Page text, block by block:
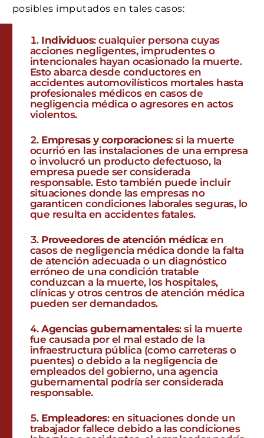
posibles imputados en tales casos:
Individuos: cualquier persona cuyas
acciones negligentes, imprudentes o
intencionales hayan ocasionado la muerte.
Esto abarca desde conductores en
accidentes automovilísticos mortales hasta
profesionales médicos en casos de
negligencia médica o agresores en actos
violentos.
Empresas y corporaciones: si la muerte
ocurrió en las instalaciones de una empresa
o involucró un producto defectuoso, la
empresa puede ser considerada
responsable. Esto también puede incluir
situaciones donde las empresas no
garanticen condiciones laborales seguras, lo
que resulta en accidentes fatales.
Proveedores de atención médica: en
casos de negligencia médica donde la falta
de atención adecuada o un diagnóstico
erróneo de una condición tratable
conduzcan a la muerte, los hospitales,
clínicas y otros centros de atención médica
pueden ser demandados.
Agencias gubernamentales: si la muerte
fue causada por el mal estado de la
infraestructura pública (como carreteras o
puentes) o debido a la negligencia de
empleados del gobierno, una agencia
gubernamental podría ser considerada
responsable.
Empleadores: en situaciones donde un
trabajador fallece debido a las condiciones